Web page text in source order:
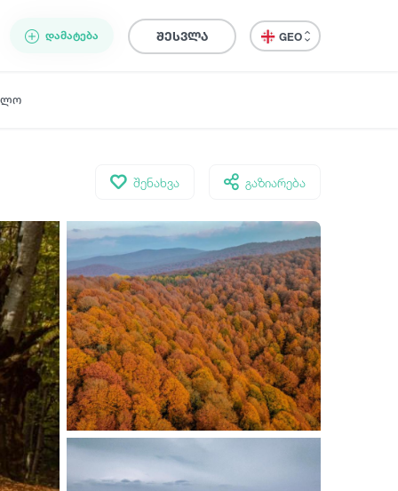
ᲓᲐᲛᲐᲢᲔᲑᲐ შესვლა GEO
შენახვა გაზიარება